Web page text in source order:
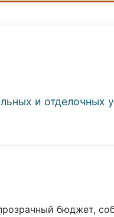
и отделочных
бюджет,